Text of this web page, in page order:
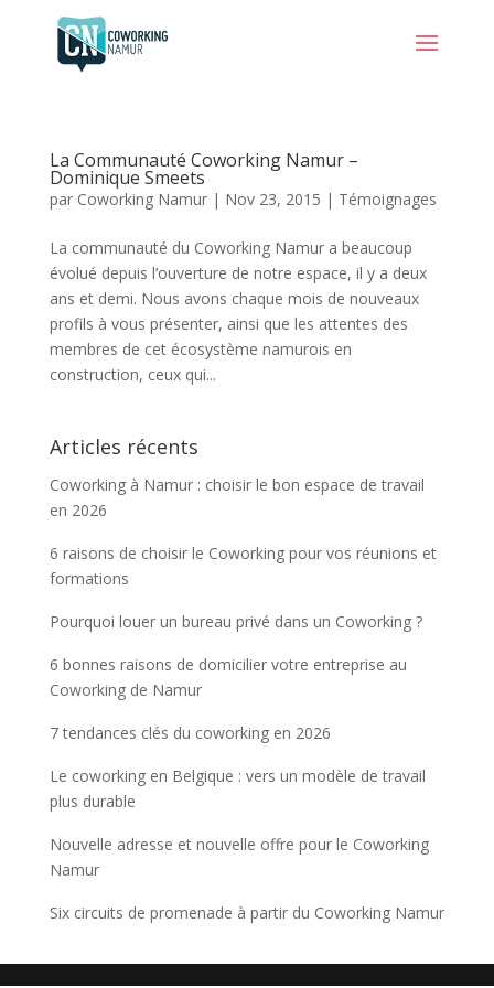
La Communauté Coworking Namur –
Dominique Smeets
par Coworking Namur| Nov 23, 2015 | Témoignages
La communauté du Coworking Namur a beaucoup
évolué depuis l’ouverture de notre espace, il y a deux
ans et demi. Nous avons chaque mois de nouveaux
profils à vous présenter, ainsi que les attentes des
membres de cet écosystème namurois en
construction, ceux qui...
Articles récents
Coworking à Namur : choisir le bon espace de travail
en 2026
6 raisons de choisir le Coworking pour vos réunions et
formations
Pourquoi louer un bureau privé dans un Coworking ?
6 bonnes raisons de domicilier votre entreprise au
Coworking de Namur
7 tendances clés du coworking en 2026
Le coworking en Belgique : vers un modèle de travail
plus durable
Nouvelle adresse et nouvelle offre pour le Coworking
Namur
Six circuits de promenade à partir du Coworking Namur